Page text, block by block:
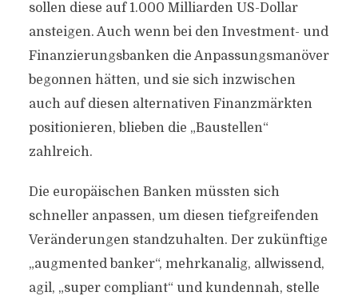
sollen diese auf 1.000 Milliarden US-Dollar
ansteigen. Auch wenn bei den Investment- und
Finanzierungsbanken die Anpassungsmanöver
begonnen hätten, und sie sich inzwischen
auch auf diesen alternativen Finanzmärkten
positionieren, blieben die „Baustellen“
zahlreich.
Die europäischen Banken müssten sich
schneller anpassen, um diesen tiefgreifenden
Veränderungen standzuhalten. Der zukünftige
„augmented banker“, mehrkanalig, allwissend,
agil, „super compliant“ und kundennah, stelle